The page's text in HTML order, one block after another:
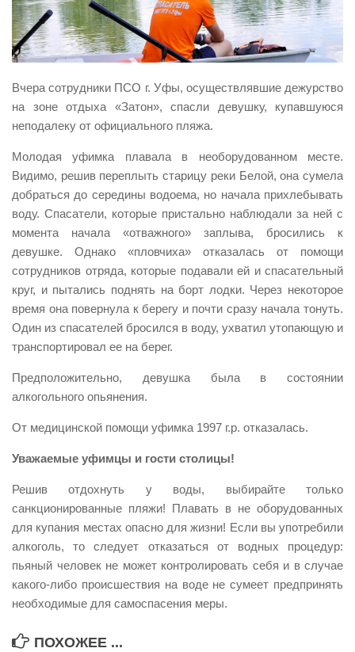
Виды деятельности
Обслуживание опасных производственных объектов
Памятки населению
Как стать спасателем
Уголок гражданской обороны
Пресс-центр
СМИ о нас
Наша работа
Фотогалерея
Обращения
Контакты
Вакансии
Вчера сотрудники ПСО г. Уфы, осуществлявшие дежурство
на зоне отдыха «Затон», спасли девушку, купавшуюся
неподалеку от официального пляжа.
Молодая уфимка плавала в необорудованном месте.
Видимо, решив переплыть старицу реки Белой, она сумела
добраться до середины водоема, но начала прихлебывать
воду. Спасатели, которые пристально наблюдали за ней с
момента начала «отважного» заплыва, бросились к
девушке. Однако «пловчиха» отказалась от помощи
сотрудников отряда, которые подавали ей и спасательный
круг, и пытались поднять на борт лодки. Через некоторое
время она повернула к берегу и почти сразу начала тонуть.
Один из спасателей бросился в воду, ухватил утопающую и
транспортировал ее на берег.
Предположительно, девушка была в состоянии
алкогольного опьянения.
От медицинской помощи уфимка 1997 г.р. отказалась.
Уважаемые уфимцы и гости столицы!
Решив отдохнуть у воды, выбирайте только
санкционированные пляжи! Плавать в не оборудованных
для купания местах опасно для жизни! Если вы употребили
алкоголь, то следует отказаться от водных процедур:
пьяный человек не может контролировать себя и в случае
какого-либо происшествия на воде не сумеет предпринять
необходимые для самоспасения меры.
ПОХОЖЕЕ ...